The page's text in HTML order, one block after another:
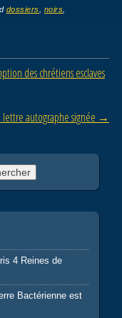
dossiers noirs
des chrétiens esclaves
lettre autographe signée →
4 Reines de
Bactérienne est